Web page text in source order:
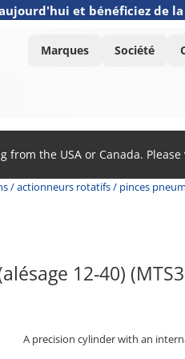
aujourd'hui et bénéficiez de
Marques Société
from the USA or Canada.
/ actionneurs rotatifs / pinces
12-40)
A precision cylinder with an